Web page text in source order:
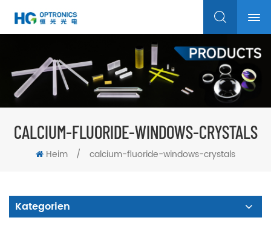
CALCIUM-FLUORIDE-WINDOWS-CRYSTALS
Heim / calcium-fluoride-windows-crystals
Kategorien